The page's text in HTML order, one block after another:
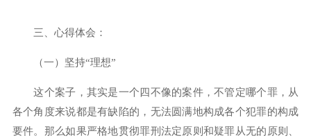
三、心得体会：
（一）坚持“理想”
这个案子，其实是一个四不像的案件，不管定哪个罪，从
各个角度来说都是有缺陷的，无法圆满地构成各个犯罪的构成
要件。那么如果严格地贯彻罪刑法定原则和疑罪从无的原则、